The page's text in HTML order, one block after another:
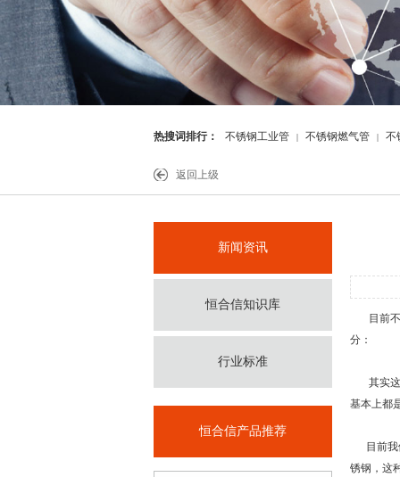
热搜词排行： 不锈钢工业管 | 不锈钢燃气管 | 不
返回上级
新闻资讯
恒合信知识库
行业标准
恒合信产品推荐
目前不
分：
其实这
基本上都
目前我
锈钢，这